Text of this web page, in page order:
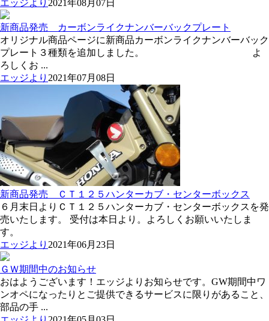
エッジより 2021年08月07日
新商品発売 カーボンライクナンバーバックプレート
オリジナル商品ページに新商品カーボンライクナンバーバック
プレート３種類を追加しました。 よ
ろしくお ...
エッジより 2021年07月08日
新商品発売 ＣＴ１２５ハンターカブ・センターボックス
６月末日よりＣＴ１２５ハンターカブ・センターボックスを発
売いたします。 受付は本日より。よろしくお願いいたしま
す。
エッジより 2021年06月23日
ＧＷ期間中のお知らせ
おはようございます！エッジよりお知らせです。GW期間中ワ
ンオペになったりとご提供できるサービスに限りがあること、
部品の手 ...